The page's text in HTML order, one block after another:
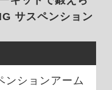
サスペンション
ンションアーム